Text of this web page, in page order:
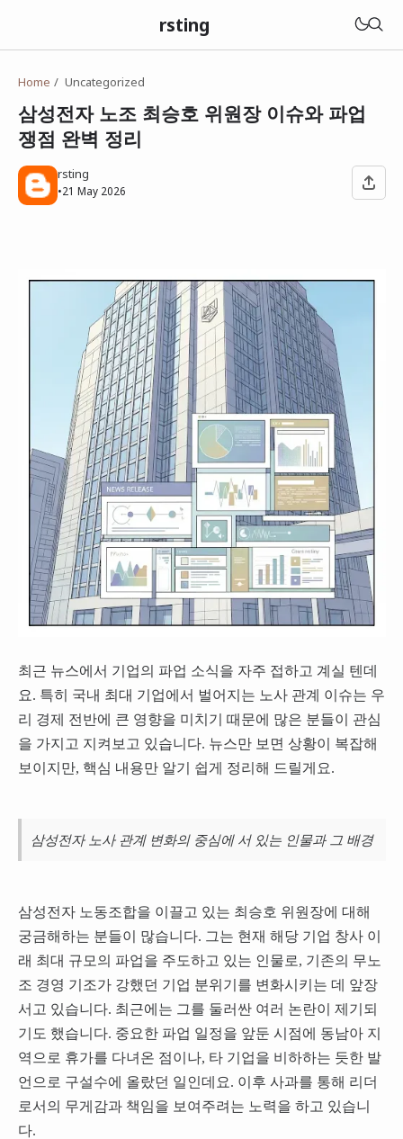
rsting
Home Uncategorized
삼성전자 노조 최승호 위원장 이슈와 파업
쟁점 완벽 정리
rsting
•21 May 2026
최근 뉴스에서 기업의 파업 소식을 자주 접하고 계실 텐데
요. 특히 국내 최대 기업에서 벌어지는 노사 관계 이슈는 우
리 경제 전반에 큰 영향을 미치기 때문에 많은 분들이 관심
을 가지고 지켜보고 있습니다. 뉴스만 보면 상황이 복잡해
보이지만, 핵심 내용만 알기 쉽게 정리해 드릴게요.
삼성전자 노사 관계 변화의 중심에 서 있는 인물과 그 배경
삼성전자 노동조합을 이끌고 있는 최승호 위원장에 대해
궁금해하는 분들이 많습니다. 그는 현재 해당 기업 창사 이
래 최대 규모의 파업을 주도하고 있는 인물로, 기존의 무노
조 경영 기조가 강했던 기업 분위기를 변화시키는 데 앞장
서고 있습니다. 최근에는 그를 둘러싼 여러 논란이 제기되
기도 했습니다. 중요한 파업 일정을 앞둔 시점에 동남아 지
역으로 휴가를 다녀온 점이나, 타 기업을 비하하는 듯한 발
언으로 구설수에 올랐던 일인데요. 이후 사과를 통해 리더
로서의 무게감과 책임을 보여주려는 노력을 하고 있습니
다.